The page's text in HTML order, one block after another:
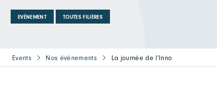
EVÉNEMENT TOUTES FILIÈRES
Events Nos événements La journée de l’Inno